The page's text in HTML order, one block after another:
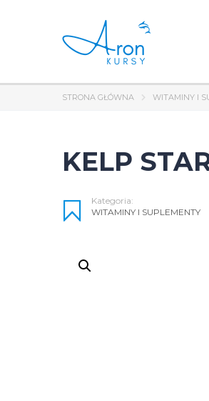
STRONA GŁÓWNA WITAMINY I
KELP
Kategoria:
WITAMINY I SUPLEMENTY